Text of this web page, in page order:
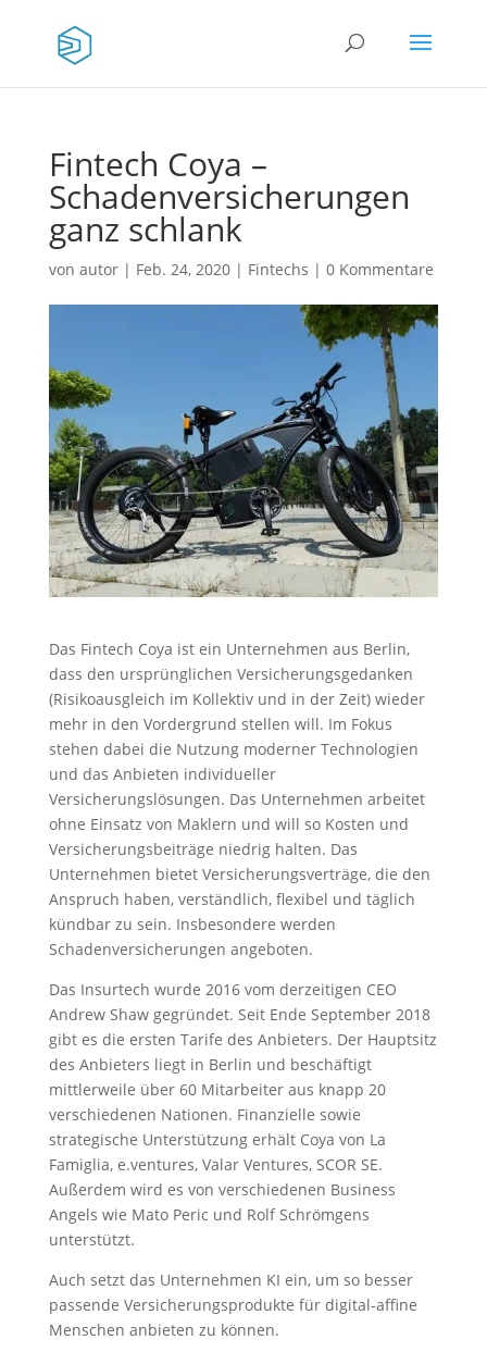
Fintech Coya –
Schadenversicherungen
ganz schlank
von autor| Feb. 24, 2020| Fintechs | 0 Kommentare
Das Fintech Coya ist ein Unternehmen aus Berlin,
dass den ursprünglichen Versicherungsgedanken
(Risikoausgleich im Kollektiv und in der Zeit) wieder
mehr in den Vordergrund stellen will. Im Fokus
stehen dabei die Nutzung moderner Technologien
und das Anbieten individueller
Versicherungslösungen. Das Unternehmen arbeitet
ohne Einsatz von Maklern und will so Kosten und
Versicherungsbeiträge niedrig halten. Das
Unternehmen bietet Versicherungsverträge, die den
Anspruch haben, verständlich, flexibel und täglich
kündbar zu sein. Insbesondere werden
Schadenversicherungen angeboten.
Das Insurtech wurde 2016 vom derzeitigen CEO
Andrew Shaw gegründet. Seit Ende September 2018
gibt es die ersten Tarife des Anbieters. Der Hauptsitz
des Anbieters liegt in Berlin und beschäftigt
mittlerweile über 60 Mitarbeiter aus knapp 20
verschiedenen Nationen. Finanzielle sowie
strategische Unterstützung erhält Coya von La
Famiglia, e.ventures, Valar Ventures, SCOR SE.
Außerdem wird es von verschiedenen Business
Angels wie Mato Peric und Rolf Schrömgens
unterstützt.
Auch setzt das Unternehmen KI ein, um so besser
passende Versicherungsprodukte für digital-affine
Menschen anbieten zu können.